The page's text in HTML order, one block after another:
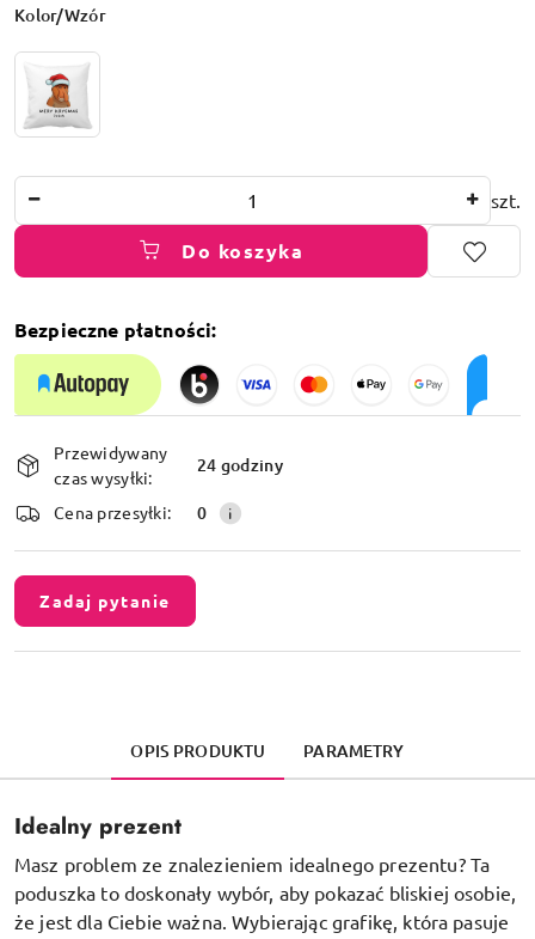
Wariant
Kolor/Wzór
szt.
Do koszyka
Bezpieczne płatności:
Dostępność
i
dostawa
Przewidywany
czas wysyłki:
24 godziny
Cena przesyłki: 0
Zadaj pytanie
OPIS PRODUKTU PARAMETRY
Idealny prezent
Masz problem ze znalezieniem idealnego prezentu? Ta
poduszka to doskonały wybór, aby pokazać bliskiej osobie,
że jest dla Ciebie ważna. Wybierając grafikę, która pasuje